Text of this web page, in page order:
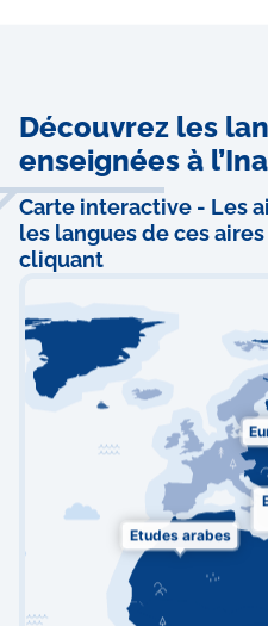
Découvrez les
enseignées à
Carte interactive - Les
les langues de ces
cliquant
Etudes arabes